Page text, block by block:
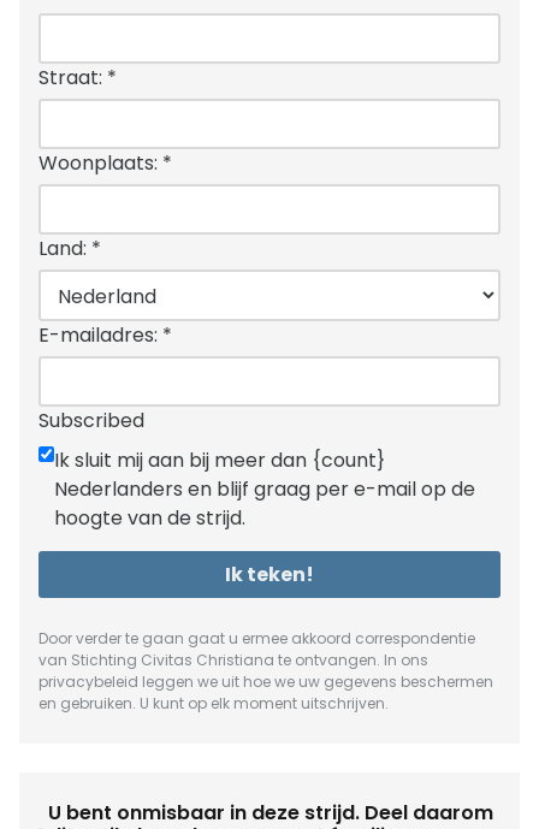
Straat: *
Woonplaats: *
Land: *
E-mailadres: *
Subscribed
Ik sluit mij aan bij meer dan {count}
Nederlanders en blijf graag per e-mail op de
hoogte van de strijd.
Ik teken!
Door verder te gaan gaat u ermee akkoord correspondentie
van Stichting Civitas Christiana te ontvangen. In ons
privacybeleid leggen we uit hoe we uw gegevens beschermen
en gebruiken. U kunt op elk moment uitschrijven.
U bent onmisbaar in deze strijd. Deel daarom